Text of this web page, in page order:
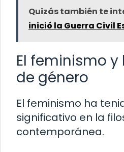
Quizás también te
inició la Guerra Civil
El feminismo
de género
El feminismo ha
significativo en la
contemporánea.